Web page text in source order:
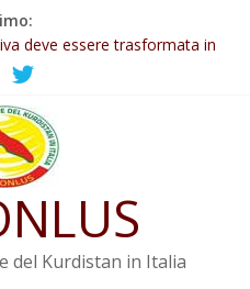
contro i crimini di guerra
deve essere trasformata in
è di nuovo sotto minaccia
di Rêber Apo ostacolerebbe
del Kurdistan in Italia